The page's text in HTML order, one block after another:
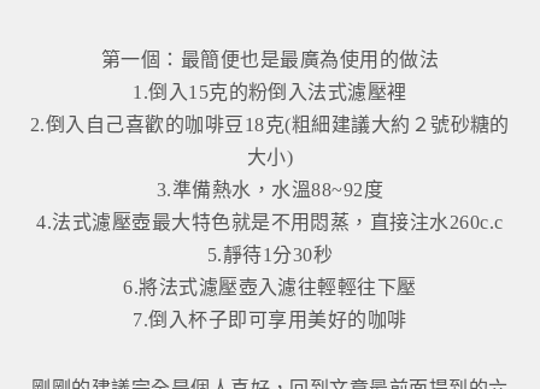
第一個：最簡便也是最廣為使用的做法
1.倒入15克的粉倒入法式濾壓裡
2.倒入自己喜歡的咖啡豆18克(粗細建議大約２號砂糖的
大小)
3.準備熱水，水溫88~92度
4.法式濾壓壺最大特色就是不用悶蒸，直接注水260c.c
5.靜待1分30秒
6.將法式濾壓壺入濾往輕輕往下壓
7.倒入杯子即可享用美好的咖啡